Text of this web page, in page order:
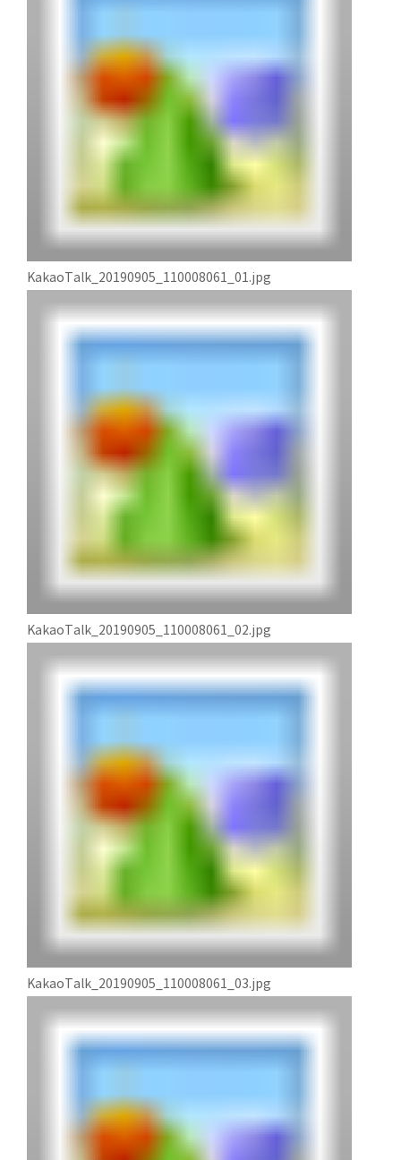
KakaoTalk_20190905_110008061_01.jpg
KakaoTalk_20190905_110008061_02.jpg
KakaoTalk_20190905_110008061_03.jpg